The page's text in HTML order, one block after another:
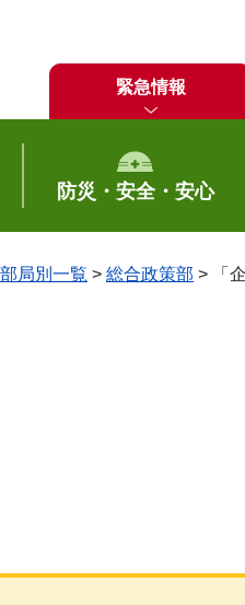
緊急情報
防災・安全・安心
部局別一覧 > 総合政策部 > 「